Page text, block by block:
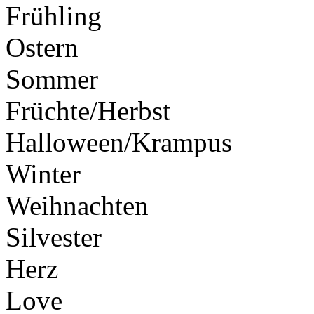
Ostern
Sommer
Früchte/Herbst
Halloween/Krampus
Winter
Weihnachten
Silvester
Herz
Love